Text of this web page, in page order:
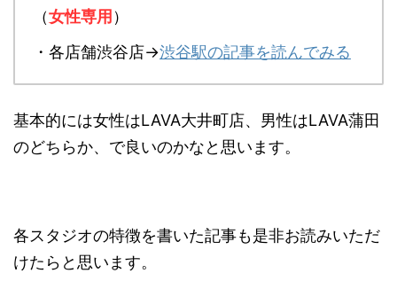
（女性専用 ）
・各店舗渋谷店→渋谷駅の記事を読んでみる
基本的には女性はLAVA大井町店、男性はLAVA蒲田
のどちらか、で良いのかなと思います。
各スタジオの特徴を書いた記事も是非お読みいただ
けたらと思います。